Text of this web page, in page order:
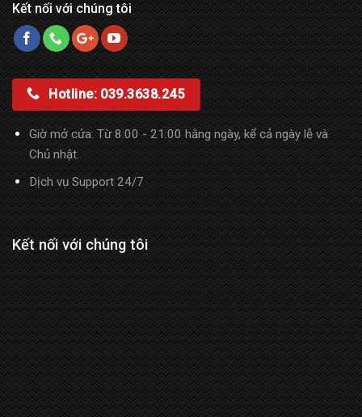
Kết nối với chúng tôi
Hotline: 039.3638.245
Giờ mở cửa: Từ 8:00 - 21:00 hằng ngày, kể cả ngày lễ và
Chủ nhật.
Dịch vụ Support 24/7
Kết nối với chúng tôi